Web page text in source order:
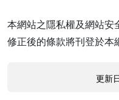
本網站之隱私權及網站安
修正後的條款將刊登於本
更新